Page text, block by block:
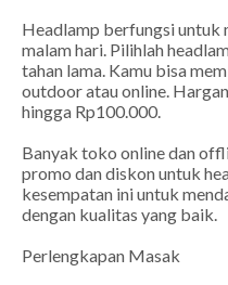
Headlamp berfungsi untuk
malam hari. Pilihlah
tahan lama. Kamu bisa
outdoor atau online.
hingga Rp100.000.
Banyak toko online dan
promo dan diskon untuk
kesempatan ini untuk
dengan kualitas yang baik.
Perlengkapan Masak